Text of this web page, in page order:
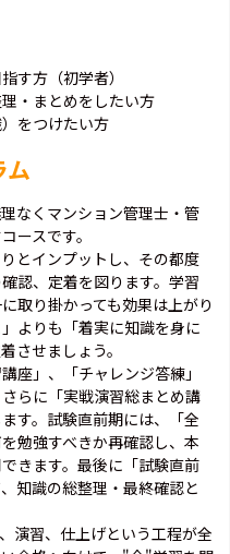
す方（初学者）
・まとめをしたい方
をつけたい方
ム
なくマンション管理士・管
ースです。
とインプットし、その都度
認、定着を図ります。学習
取り掛かっても効果は上がり
よりも「着実に知識を身に
させましょう。
座」、「チャレンジ答練」
らに「実戦演習総まとめ講
す。試験直前期には、「全
勉強すべきか再確認し、本
きます。最後に「試験直前
知識の総整理・最終確認と
演習、仕上げという工程が全